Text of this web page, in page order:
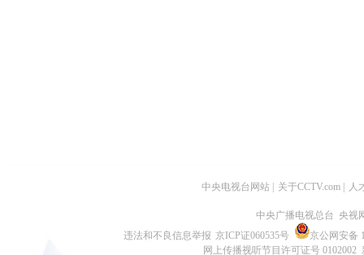
中央电视台网站 关于CCTV.com 人
中央广播电视总台 央视
违法和不良信息举报 京ICP证060535号
京公网安备
网上传播视听节目许可证号 0102002